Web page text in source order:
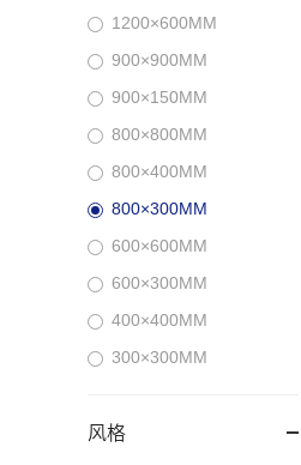
1200×600MM
900×900MM
900×150MM
800×800MM
800×400MM
800×300MM
600×600MM
600×300MM
400×400MM
300×300MM
风格